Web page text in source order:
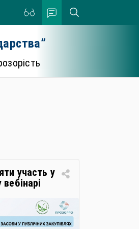
участь у
гігієни та
у
як
та